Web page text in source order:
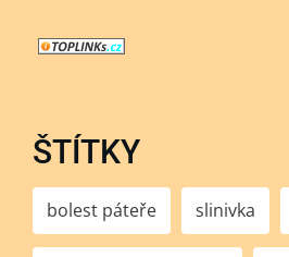
ŠTÍTKY
bolest páteře slinivka